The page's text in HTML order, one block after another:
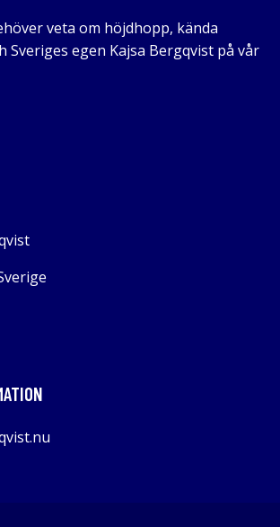
veta om höjdhopp, kända
Sveriges egen Kajsa Bergqvist på vår